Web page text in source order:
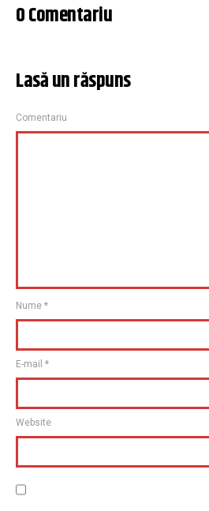
0 Comentariu
Lasă un răspuns
Comentariu
Nume *
E-mail *
Website